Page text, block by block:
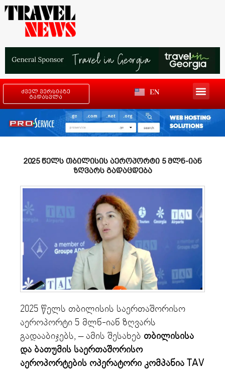
ძველ ვერსიაზე
გადასვლა
EN
2025 წელს თბილისის აეროპორტი 5 მლნ-იან
ზღვარს გადაცდება
2025 წელს თბილისის საერთაშორისო
აეროპორტი 5 მლნ-იან ზღვარს
გადააბიჯებს, – ამის შესახებ თბილისისა
და ბათუმის საერთაშორისო
აეროპორტების ოპერატორი კომპანია TAV